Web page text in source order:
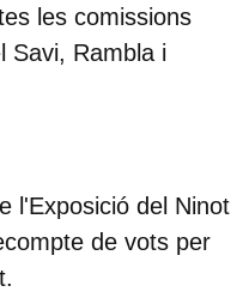
les comissions
Savi, Rambla i
l'Exposició del Ninot
de vots per